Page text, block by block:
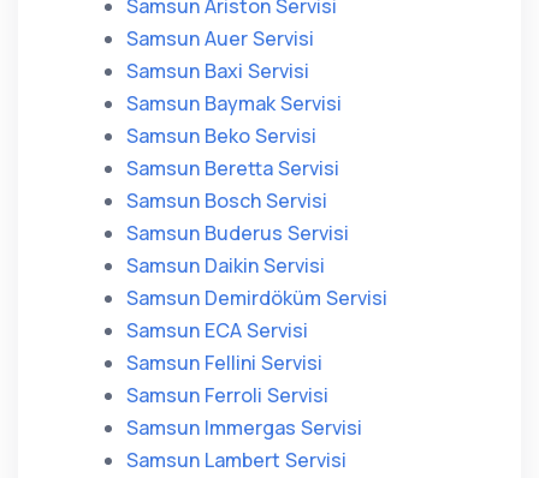
Samsun Ariston Servisi
Samsun Auer Servisi
Samsun Baxi Servisi
Samsun Baymak Servisi
Samsun Beko Servisi
Samsun Beretta Servisi
Samsun Bosch Servisi
Samsun Buderus Servisi
Samsun Daikin Servisi
Samsun Demirdöküm Servisi
Samsun ECA Servisi
Samsun Fellini Servisi
Samsun Ferroli Servisi
Samsun Immergas Servisi
Samsun Lambert Servisi